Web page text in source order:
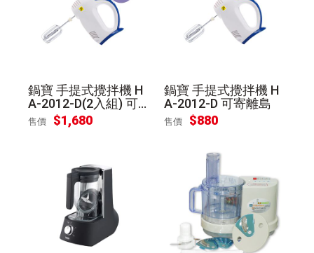
鍋寶 手提式攪拌機 H
A-2012-D(2入組) 可
寄離島
售價 $1,680
鍋寶 手提式攪拌機 H
A-2012-D 可寄離島
售價 $880